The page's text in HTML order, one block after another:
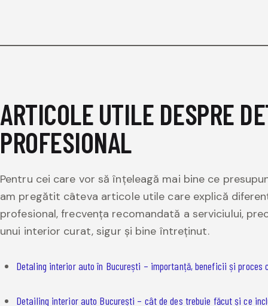
ARTICOLE UTILE DESPRE
PROFESIONAL
Pentru cei care vor să înțeleagă mai bine ce
am pregătit câteva articole utile care explică
profesional, frecvența recomandată a serviciului,
unui interior curat, sigur și bine întreținut.
Detaling interior auto în București – importanță, beneficii și proces
Detailing interior auto București – cât de des trebuie făcut și ce